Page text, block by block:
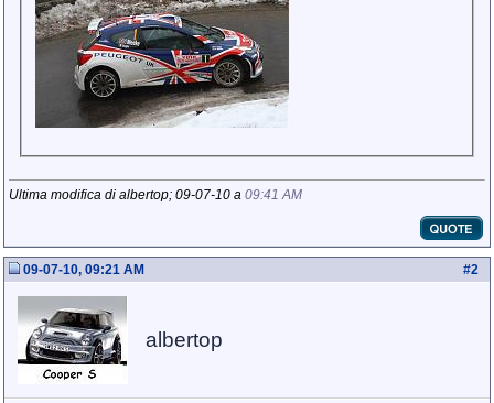
Ultima modifica di albertop; 09-07-10 a 09:41 AM
#2
09-07-10, 09:21 AM
albertop